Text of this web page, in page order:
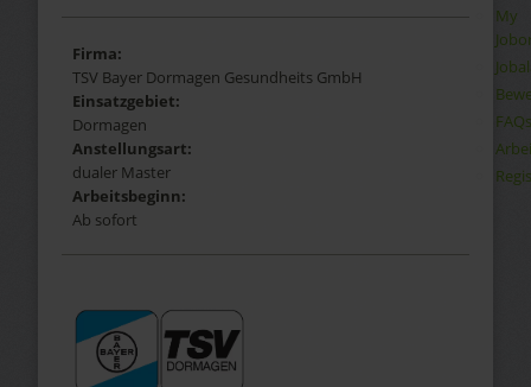
My
FAQs
Firma:
TSV Bayer Dormagen Gesundheits GmbH
Einsatzgebiet:
Dormagen
Anstellungsart:
dualer Master
Arbeitsbeginn:
Ab sofort